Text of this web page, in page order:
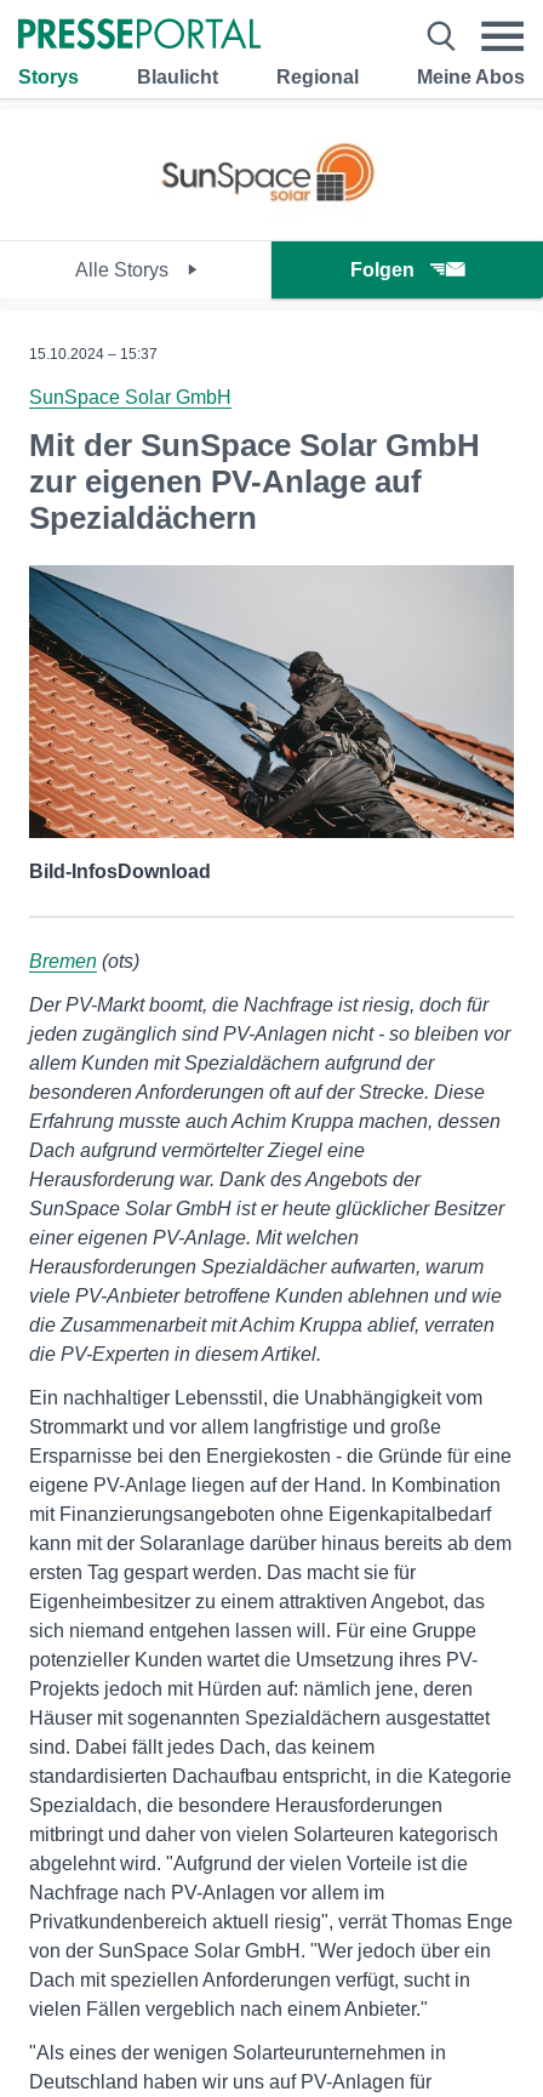
Storys Blaulicht Regional Meine Abos
Alle Storys Folgen
15.10.2024 – 15:37
SunSpace Solar GmbH
Mit der SunSpace Solar GmbH
zur eigenen PV-Anlage auf
Spezialdächern
Bild-InfosDownload
Bremen (ots)
Der PV-Markt boomt, die Nachfrage ist riesig, doch für
jeden zugänglich sind PV-Anlagen nicht - so bleiben vor
allem Kunden mit Spezialdächern aufgrund der
besonderen Anforderungen oft auf der Strecke. Diese
Erfahrung musste auch Achim Kruppa machen, dessen
Dach aufgrund vermörtelter Ziegel eine
Herausforderung war. Dank des Angebots der
SunSpace Solar GmbH ist er heute glücklicher Besitzer
einer eigenen PV-Anlage. Mit welchen
Herausforderungen Spezialdächer aufwarten, warum
viele PV-Anbieter betroffene Kunden ablehnen und wie
die Zusammenarbeit mit Achim Kruppa ablief, verraten
die PV-Experten in diesem Artikel.
Ein nachhaltiger Lebensstil, die Unabhängigkeit vom
Strommarkt und vor allem langfristige und große
Ersparnisse bei den Energiekosten - die Gründe für eine
eigene PV-Anlage liegen auf der Hand. In Kombination
mit Finanzierungsangeboten ohne Eigenkapitalbedarf
kann mit der Solaranlage darüber hinaus bereits ab dem
ersten Tag gespart werden. Das macht sie für
Eigenheimbesitzer zu einem attraktiven Angebot, das
sich niemand entgehen lassen will. Für eine Gruppe
potenzieller Kunden wartet die Umsetzung ihres PV-
Projekts jedoch mit Hürden auf: nämlich jene, deren
Häuser mit sogenannten Spezialdächern ausgestattet
sind. Dabei fällt jedes Dach, das keinem
standardisierten Dachaufbau entspricht, in die Kategorie
Spezialdach, die besondere Herausforderungen
mitbringt und daher von vielen Solarteuren kategorisch
abgelehnt wird. "Aufgrund der vielen Vorteile ist die
Nachfrage nach PV-Anlagen vor allem im
Privatkundenbereich aktuell riesig", verrät Thomas Enge
von der SunSpace Solar GmbH. "Wer jedoch über ein
Dach mit speziellen Anforderungen verfügt, sucht in
vielen Fällen vergeblich nach einem Anbieter."
"Als eines der wenigen Solarteurunternehmen in
Deutschland haben wir uns auf PV-Anlagen für